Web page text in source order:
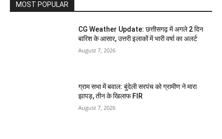
MOST POPULAR
CG Weather Update: छत्तीसगढ़ में अगले 2 दिन
बारिश के आसार, उत्तरी इलाकों में भारी वर्षा का अलर्ट
August 7, 2026
ग्राम सभा में बवाल: बुंदेली सरपंच को ग्रामीण ने मारा
झापड़, तीन के खिलाफ FIR
August 7, 2026